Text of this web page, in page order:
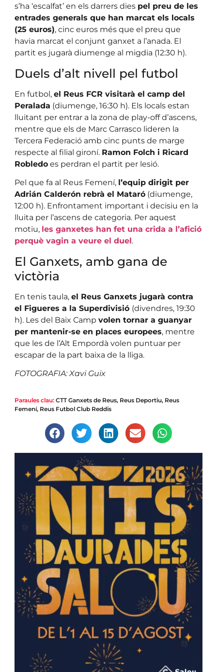
s’ha ‘escalfat’ en els darrers dies pel preu de les
entrades generals que han marcat els locals
(25 euros), cinc euros més que el preu que
havia marcat el conjunt ganxet a l’anada. El
partit es jugarà diumenge al migdia (12:30 h).
Duels d’alt nivell pel futbol
En futbol, el Reus FCR visitarà el camp del
Peralada (diumenge, 16:30 h). Els locals estan
lluitant per entrar a la zona de play-off d’ascens,
mentre que els de Marc Carrasco lideren la
Tercera Federació amb cinc punts de marge
respecte al filial gironí. Ramon Folch i Ricard
Robledo es perdran el partit per lesió.
Pel que fa al Reus Femení, l’equip dirigit per
Adrián Calderón rebrà el Mataró (diumenge,
12:00 h). Enfrontament important i decisiu en la
lluita per l’ascens de categoria. Per aquest
motiu, les ganxetes han fet una crida a l’afició
perquè vagin a veure el duel.
El Ganxets, amb gana de
victòria
En tenis taula, el Reus Ganxets jugarà contra
el Figueres a la Superdivisió (divendres, 19:30
h). Les del Baix Camp volen tornar a guanyar
per mantenir-se en places europees, mentre
que les de l’Alt Empordà volen puntuar per
escapar de la part baixa de la lliga.
FOTOGRAFIA: Xavi Guix
Paraules clau: CTT Ganxets de Reus, Reus Deportiu, Reus
Femení, Reus Futbol Club Reddis